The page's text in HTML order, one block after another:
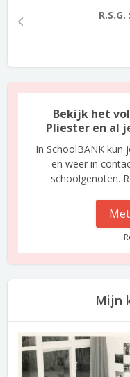
Bekijk het
Pliester en al
In SchoolBANK kun
en weer in
schoolgenoten.
Mijn